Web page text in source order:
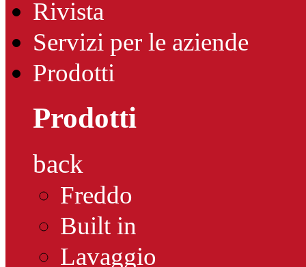
Rivista
Servizi per le aziende
Prodotti
Prodotti
back
Freddo
Built in
Lavaggio